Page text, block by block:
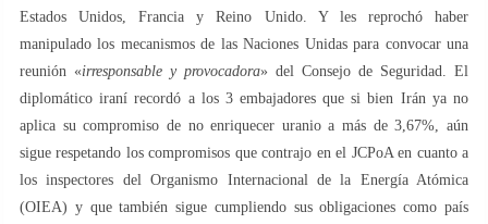
Estados Unidos, Francia y Reino Unido. Y les reprochó haber
manipulado los mecanismos de las Naciones Unidas para convocar una
reunión «irresponsable y provocadora» del Consejo de Seguridad. El
diplomático iraní recordó a los 3 embajadores que si bien Irán ya no
aplica su compromiso de no enriquecer uranio a más de 3,67%, aún
sigue respetando los compromisos que contrajo en el JCPoA en cuanto a
los inspectores del Organismo Internacional de la Energía Atómica
(OIEA) y que también sigue cumpliendo sus obligaciones como país